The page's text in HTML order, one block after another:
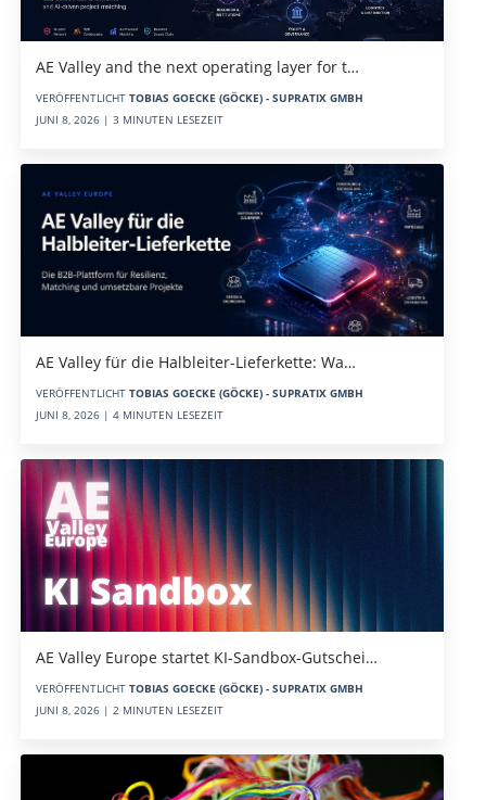
AE Valley and the next operating layer for t…
VERÖFFENTLICHT TOBIAS GOECKE (GÖCKE) - SUPRATIX GMBH
JUNI 8, 2026 | 3 MINUTEN LESEZEIT
AE Valley für die Halbleiter-Lieferkette: Wa…
VERÖFFENTLICHT TOBIAS GOECKE (GÖCKE) - SUPRATIX GMBH
JUNI 8, 2026 | 4 MINUTEN LESEZEIT
AE Valley Europe startet KI-Sandbox-Gutschei…
VERÖFFENTLICHT TOBIAS GOECKE (GÖCKE) - SUPRATIX GMBH
JUNI 8, 2026 | 2 MINUTEN LESEZEIT